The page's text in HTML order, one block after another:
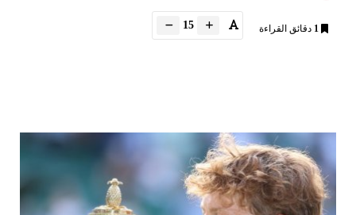
1 دقائق القراءة 15